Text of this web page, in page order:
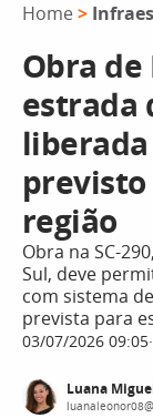
Home >
Obra de
estrada
região
Obra na SC-
Sul, deve
com sistema
prevista para
03/07/2026 09:05
Luana